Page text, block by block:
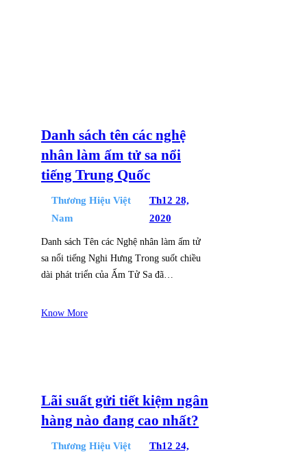
Danh sách tên các nghệ
nhân làm ấm tử sa nổi
tiếng Trung Quốc
Thương Hiệu Việt
Nam
Th12 28,
2020
Danh sách Tên các Nghệ nhân làm ấm tử
sa nổi tiếng Nghi Hưng Trong suốt chiều
dài phát triển của Ấm Tử Sa đã…
Know More
Lãi suất gửi tiết kiệm ngân
hàng nào đang cao nhất?
Thương Hiệu Việt
Th12 24,